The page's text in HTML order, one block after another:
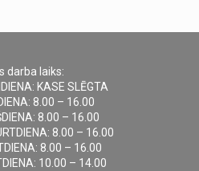
darba laiks:
KASE SLĒGTA
8.00 – 16.00
8.00 – 16.00
8.00 – 16.00
8.00 – 16.00
10.00 – 14.00